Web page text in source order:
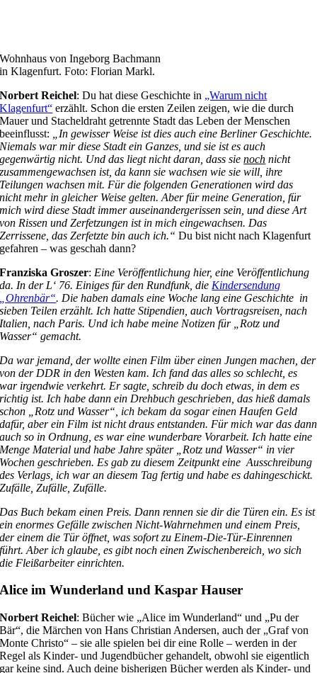
Wohnhaus von Ingeborg Bachmann
in Klagenfurt. Foto: Florian Markl.
Norbert Reichel: Du hat diese Geschichte in „Warum nicht
Klagenfurt“ erzählt. Schon die ersten Zeilen zeigen, wie die durch
Mauer und Stacheldraht getrennte Stadt das Leben der Menschen
beeinflusst:
„In gewisser Weise ist dies auch eine Berliner Geschichte.
Niemals war mir diese Stadt ein Ganzes, und sie ist es auch
gegenwärtig nicht. Und das liegt nicht daran, dass sienoch nicht
zusammengewachsen ist, da kann sie wachsen wie sie will, ihre
Teilungen wachsen mit. Für die folgenden Generationen wird das
nicht mehr in gleicher Weise gelten. Aber für meine Generation, für
mich wird diese Stadt immer auseinandergerissen sein, und diese Art
von Rissen und Zerfetzungen ist in mich eingewachsen. Das
Zerrissene, das Zerfetzte bin auch ich.“Du bist nicht nach Klagenfurt
gefahren – was geschah dann?
Franziska Groszer: Eine Veröffentlichung hier, eine Veröffentlichung
da. In der L‘ 76. Einiges für den Rundfunk, die Kindersendung
„Ohrenbär“. Die haben damals eine Woche lang eine Geschichte in
sieben Teilen erzählt. Ich hatte Stipendien, auch Vortragsreisen, nach
Italien, nach Paris. Und ich habe meine Notizen für „Rotz und
Wasser“ gemacht.
Da war jemand, der wollte einen Film über einen Jungen machen, der
von der DDR in den Westen kam. Ich fand das alles so schlecht, es
war irgendwie verkehrt. Er sagte, schreib du doch etwas, in dem es
richtig ist. Ich habe dann ein Drehbuch geschrieben, das hieß damals
schon „Rotz und Wasser“, ich bekam da sogar einen Haufen Geld
dafür, aber ein Film ist nicht draus entstanden. Für mich war das dann
auch so in Ordnung, es war eine wunderbare Vorarbeit. Ich hatte eine
Menge Material und habe Jahre später „Rotz und Wasser“ in vier
Wochen geschrieben. Es gab zu diesem Zeitpunkt eine Ausschreibung
des Verlags, ich war an diesem Tag fertig und habe es dahingeschickt.
Zufälle, Zufälle, Zufälle.
Das Buch bekam einen Preis. Dann rennen sie dir die Türen ein. Es ist
ein enormes Gefälle zwischen Nicht-Wahrnehmen und einem Preis,
der einem die Tür öffnet, was sofort zu Einem-Die-Tür-Einrennen
führt. Aber ich glaube, es gibt noch einen Zwischenbereich, wo sich
die Fleißarbeiter einrichten.
Alice im Wunderland und Kaspar Hauser
Norbert Reichel: Bücher wie „Alice im Wunderland“ und „Pu der
Bär“, die Märchen von Hans Christian Andersen, auch der „Graf von
Monte Christo“ – sie alle spielen bei dir eine Rolle – werden in der
Regel als Kinder- und Jugendbücher gehandelt, obwohl sie eigentlich
gar keine sind. Auch deine bisherigen Bücher werden als Kinder- und